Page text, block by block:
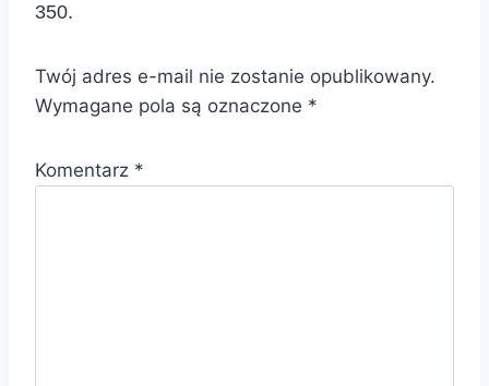
350.
Twój adres e-mail nie zostanie opublikowany.
Wymagane pola są oznaczone *
Komentarz *